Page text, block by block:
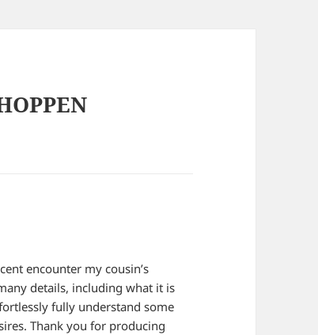
encounter my cousin’s
details, including what it is
fully understand some
Thank you for producing